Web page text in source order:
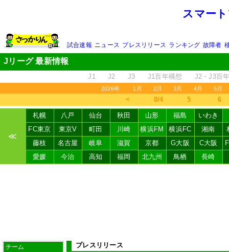
スマー
試合速報 ニュース プレスリリース ランキング 故障者
Jリーグ 最新情報
J1 J2 J3 J1百年構想 J2・J3百
2026年 1月 2月 3月 4月 5月
＜ 8/4 5 6
≪
札幌 八戸 仙台 秋田 山形 福島
いわき
FC東京
東京V 町田 川崎 横浜FM 横浜FC 湘南
藤枝
名古屋 岐阜 滋賀 京都 G大阪 C大阪
愛媛
今治 高知 福岡 北九州 鳥栖 長崎
チーム プレスリリース